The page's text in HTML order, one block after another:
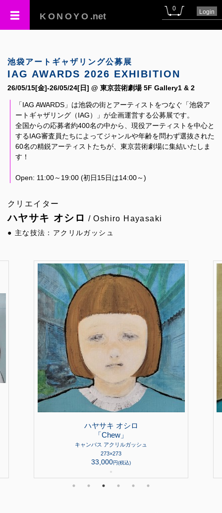
KONOYO .net
0 Login
池袋アートギャザリング公募展
IAG AWARDS 2026 EXHIBITION
26/05/15[金]-26/05/24[日] @ 東京芸術劇場 5F Gallery1 & 2
「IAG AWARDS」は池袋の街とアーティストをつなぐ「池袋ア
ートギャザリング（IAG）」が企画運営する公募展です。
全国からの応募者約400名の中から、現役アーティストを中心と
するIAG審査員たちによってジャンルや年齢を問わず選抜された
60名の精鋭アーティストたちが、東京芸術劇場に集結いたしま
す！
Open: 11:00～19:00 (初日15日は14:00～)
クリエイター
ハヤサキ オシロ / Oshiro Hayasaki
● 主な技法：アクリルガッシュ
ハヤサキ オシロ
「Chew」
キャンバス アクリルガッシュ
273×273
33,000円(税込)
●